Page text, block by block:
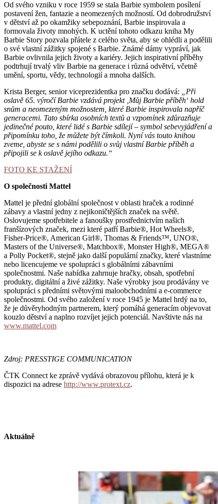
Od svého vzniku v roce 1959 se stala Barbie symbolem posílení
postavení žen, fantazie a neomezených možností. Od dobrodružství
v dětství až po okamžiky sebepoznání, Barbie inspirovala a
formovala životy mnohých. K uctění tohoto odkazu kniha My
Barbie Story pozvala přátele z celého světa, aby se ohlédli a podělili
o své vlastní zážitky spojené s Barbie. Známé dámy vypráví, jak
Barbie ovlivnila jejich životy a kariéry. Jejich inspirativní příběhy
podtrhují trvalý vliv Barbie na generace i různá odvětví, včetně
umění, sportu, vědy, technologií a mnoha dalších.
Krista Berger, senior viceprezidentka pro značku dodává:
„Při
oslavě 65. výročí Barbie vzdává projekt ‚Můj Barbie příběh‘ hold
snům a neomezeným možnostem, které Barbie inspirovala napříč
generacemi. Tato sbírka osobních textů a vzpomínek zdůrazňuje
jedinečné pouto, které lidé s Barbie sdílejí – symbol sebevyjádření a
připomínku toho, že můžete být čímkoli. Nyní vás touto knihou
zveme, abyste se s námi podělili o svůj vlastní Barbie příběh a
připojili se k oslavě jejího odkazu.“
FOTO KE STAŽENÍ
O společnosti Mattel
Mattel je přední globální společnost v oblasti hraček a rodinné
zábavy a vlastní jedny z nejikoničtějších značek na světě.
Oslovujeme spotřebitele a fanoušky prostřednictvím našich
franšízových značek, mezi které patří Barbie®, Hot Wheels®,
Fisher-Price®, American Girl®, Thomas & Friends™, UNO®,
Masters of the Universe®, Matchbox®, Monster High®, MEGA®
a Polly Pocket®, stejně jako další populární značky, které vlastníme
nebo licencujeme ve spolupráci s globálními zábavními
společnostmi. Naše nabídka zahrnuje hračky, obsah, spotřební
produkty, digitální a živé zážitky. Naše výrobky jsou prodávány ve
spolupráci s předními světovými maloobchodními a e-commerce
společnostmi. Od svého založení v roce 1945 je Mattel hrdý na to,
že je důvěryhodným partnerem, který pomáhá generacím objevovat
kouzlo dětství a naplno rozvíjet jejich potenciál. Navštivte nás na
www.mattel.com
Zdroj: PRESSTIGE COMMUNICATION
ČTK Connect ke zprávě vydává obrazovou přílohu, která je k
dispozici na adrese http://www.protext.cz.
Aktuálně